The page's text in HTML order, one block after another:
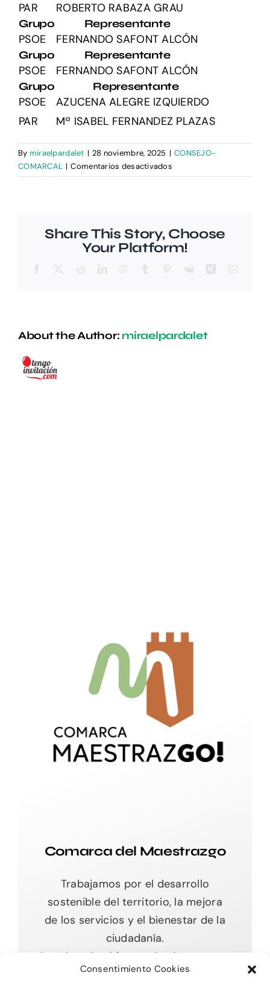
Consentimiento Cookies
PAR
ROBERTO RABAZA GRAU
Grupo Representante
PSOE FERNANDO SAFONT ALCÓN
Grupo Representante
PSOE FERNANDO SAFONT ALCÓN
Grupo Representante
PSOE
AZUCENA ALEGRE IZQUIERDO
PAR
Mª ISABEL FERNANDEZ PLAZAS
By miraelpardalet | 28 noviembre, 2025 | CONSEJO-
COMARCAL | Comentarios desactivadosen
Representación
fundaciones
Share This Story, Choose
Your Platform!
Facebook RedditLinkedInWhatsApp
Tumblr Pinterest
Vk XingEmail
About the Author: miraelpardalet
Comarca del Maestrazgo
Trabajamos por el desarrollo
sostenible del territorio, la mejora
de los servicios y el bienestar de la
ciudadanía.
Impulsando el futuro desde nuestras
raíces.